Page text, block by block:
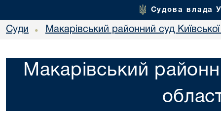
Судова влада
Суди • Макарівський районний суд Київської
Макарівський